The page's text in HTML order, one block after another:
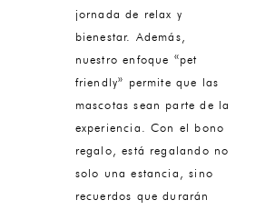
jornada de relax y
bienestar. Además,
nuestro enfoque «pet
friendly» permite que las
mascotas sean parte de la
experiencia. Con el bono
regalo, está regalando no
solo una estancia, sino
recuerdos que durarán